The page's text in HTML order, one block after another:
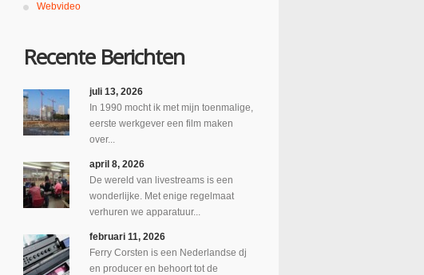
Webvideo
Recente Berichten
juli 13, 2026
In 1990 mocht ik met mijn toenmalige,
eerste werkgever een film maken
over...
april 8, 2026
De wereld van livestreams is een
wonderlijke. Met enige regelmaat
verhuren we apparatuur...
februari 11, 2026
Ferry Corsten is een Nederlandse dj
en producer en behoort tot de